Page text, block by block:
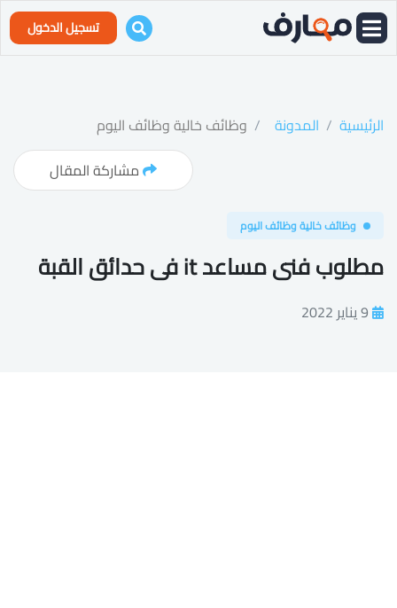
تسجيل الدخول
الرئيسية المدونة
وظائف خالية وظائف اليوم
مشاركة المقال
وظائف خالية وظائف اليوم
مطلوب فنى مساعد it فى حدائق القبة
9 يناير 2022